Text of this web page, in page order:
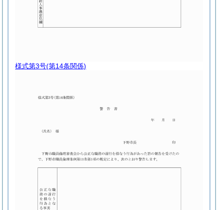
様式第3号(第14条関係)